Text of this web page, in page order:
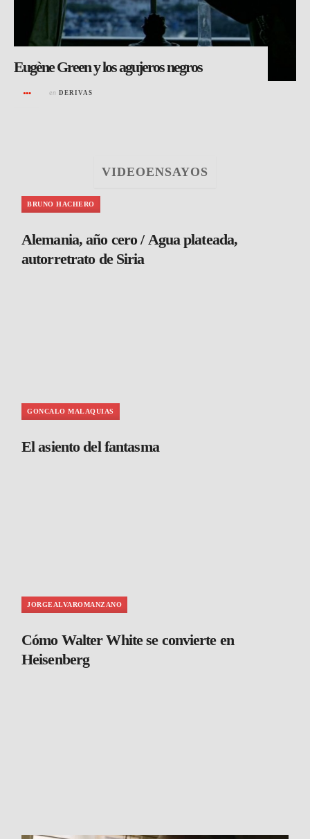
Eugène Green y los agujeros negros
en DERIVAS
VIDEOENSAYOS
BRUNO HACHERO
Alemania, año cero / Agua plateada,
autorretrato de Siria
GONCALO MALAQUIAS
El asiento del fantasma
JORGEALVAROMANZANO
Cómo Walter White se convierte en
Heisenberg